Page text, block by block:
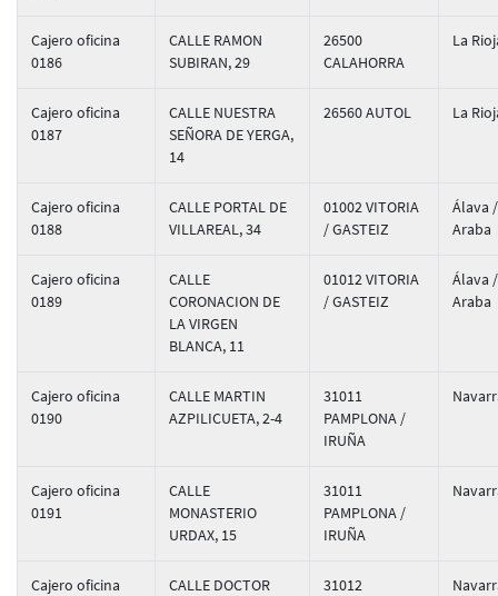
Cajero oficina
0186
CALLE RAMON
SUBIRAN, 29
26500
CALAHORRA
La
Cajero oficina
0187
CALLE NUESTRA
SEÑORA DE YERGA,
14
26560 AUTOL La
Cajero oficina
0188
CALLE PORTAL DE
VILLAREAL, 34
01002 VITORIA
/ GASTEIZ
Álava /
Araba
Cajero oficina
0189
CALLE
CORONACION DE
LA VIRGEN
BLANCA, 11
01012 VITORIA
/ GASTEIZ
Álava /
Araba
Cajero oficina
0190
CALLE MARTIN
AZPILICUETA, 2-4
31011
PAMPLONA /
IRUÑA
Cajero oficina
0191
CALLE
MONASTERIO
URDAX, 15
31011
PAMPLONA /
IRUÑA
Cajero oficina
CALLE DOCTOR
31012